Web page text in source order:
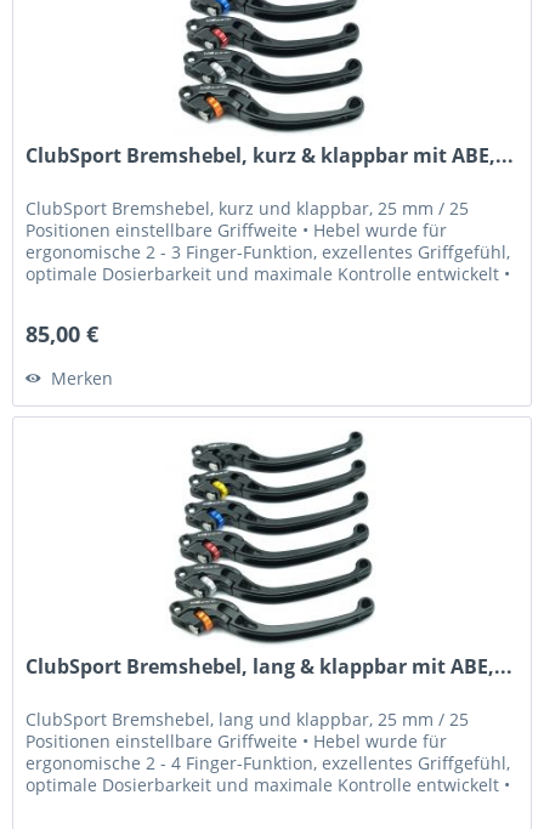
ClubSport Bremshebel, kurz & klappbar mit ABE,...
ClubSport Bremshebel, kurz und klappbar, 25 mm / 25
Positionen einstellbare Griffweite • Hebel wurde für
ergonomische 2 - 3 Finger-Funktion, exzellentes Griffgefühl,
optimale Dosierbarkeit und maximale Kontrolle entwickelt •
85,00 €
Merken
ClubSport Bremshebel, lang & klappbar mit ABE,...
ClubSport Bremshebel, lang und klappbar, 25 mm / 25
Positionen einstellbare Griffweite • Hebel wurde für
ergonomische 2 - 4 Finger-Funktion, exzellentes Griffgefühl,
optimale Dosierbarkeit und maximale Kontrolle entwickelt •